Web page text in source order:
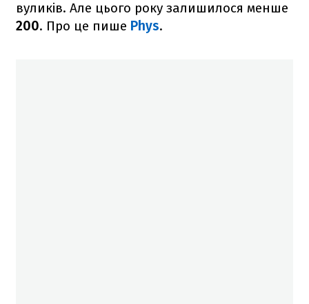
вуликів. Але цього року залишилося менше
200. Про це пише Phys.